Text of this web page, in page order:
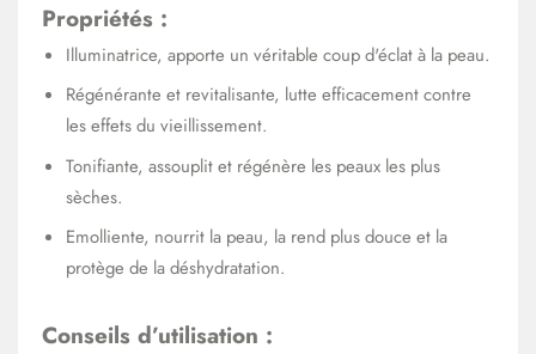
Propriétés :
Illuminatrice, apporte un véritable coup d'éclat à la peau.
Régénérante et revitalisante, lutte efficacement contre
les effets du vieillissement.
Tonifiante, assouplit et régénère les peaux les plus
sèches.
Emolliente, nourrit la peau, la rend plus douce et la
protège de la déshydratation.
Conseils d’utilisation :